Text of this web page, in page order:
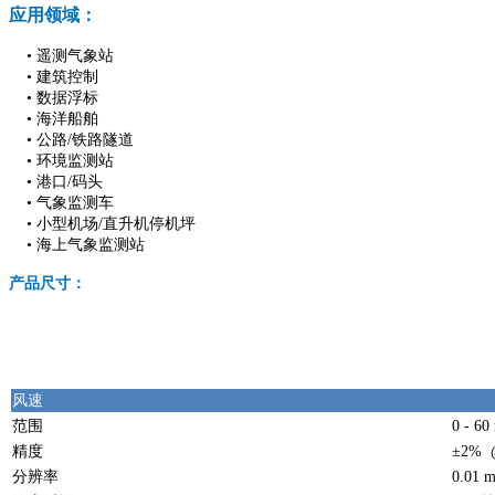
应用领域：
• 遥测气象站
• 建筑控制
• 数据浮标
• 海洋船舶
• 公路/铁路隧道
• 环境监测站
• 港口/码头
• 气象监测车
• 小型机场/直升机停机坪
• 海上气象监测站
产品尺寸：
风速
范围
0 - 60
精度
±2%
分辨率
0.01